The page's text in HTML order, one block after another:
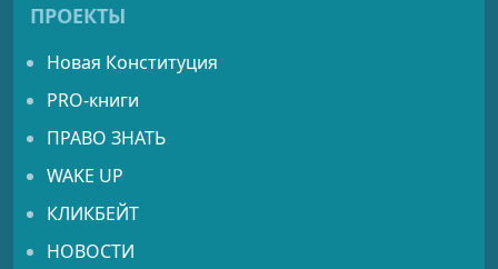
ПРОЕКТЫ
Новая Конституция
PRO-книги
ПРАВО ЗНАТЬ
WAKE UP
КЛИКБЕЙТ
НОВОСТИ